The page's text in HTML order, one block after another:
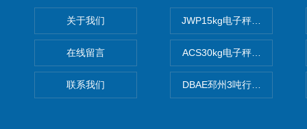
关于我们
在线留言
联系我们
JWP15kg电子秤价格,15公
ACS30kg电子秤价格,30公
DBAE邳州3吨行车电子吊秤